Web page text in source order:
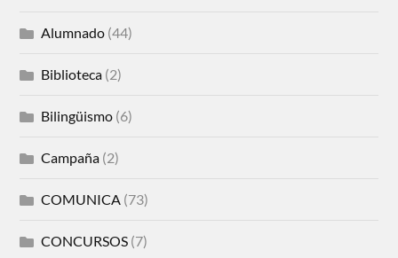
Alumnado (44)
Biblioteca (2)
Bilingüismo (6)
Campaña (2)
COMUNICA (73)
CONCURSOS (7)